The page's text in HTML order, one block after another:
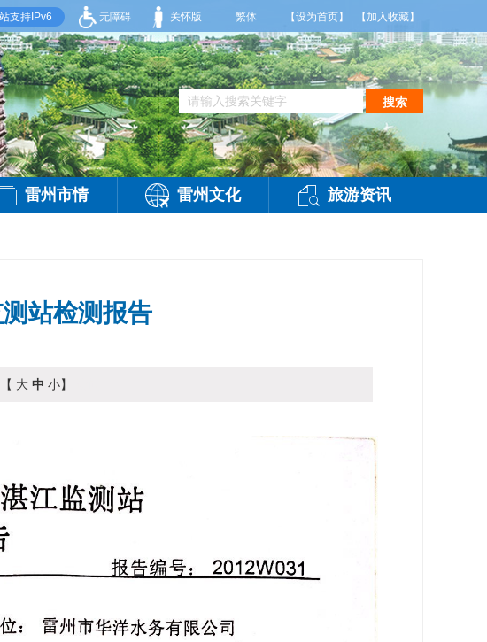
白天，多云，局部有雷阵雨，偏西风2-3级，气温26到35度，相对湿度70%到95%。雷州市气象台
支持IPv6 无障碍 关怀版 繁体 【设为首页】 【加入收藏】
搜索
雷州市情 雷州文化 旅游资讯
站检测报告
大 中 小】